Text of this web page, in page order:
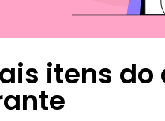
itens